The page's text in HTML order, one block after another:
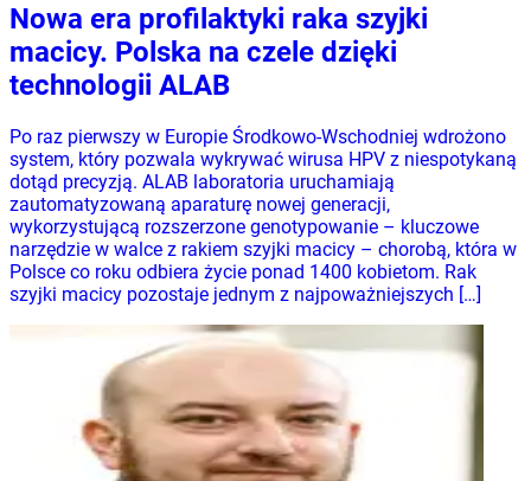
Nowa era profilaktyki raka szyjki
macicy. Polska na czele dzięki
technologii ALAB
Po raz pierwszy w Europie Środkowo-Wschodniej wdrożono
system, który pozwala wykrywać wirusa HPV z niespotykaną
dotąd precyzją. ALAB laboratoria uruchamiają
zautomatyzowaną aparaturę nowej generacji,
wykorzystującą rozszerzone genotypowanie – kluczowe
narzędzie w walce z rakiem szyjki macicy – chorobą, która w
Polsce co roku odbiera życie ponad 1400 kobietom. Rak
szyjki macicy pozostaje jednym z najpoważniejszych […]